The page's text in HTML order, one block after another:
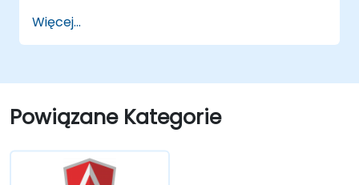
wykorzystaniem Cypress i regresji
wizualnej.
Więcej...
Powiązane Kategorie